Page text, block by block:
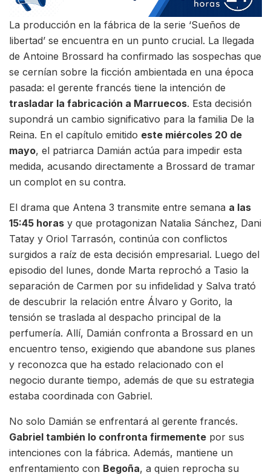
La producción en la fábrica de la serie ‘Sueños de
libertad’ se encuentra en un punto crucial. La llegada
de Antoine Brossard ha confirmado las sospechas que
se cernían sobre la ficción ambientada en una época
pasada: el gerente francés tiene la intención de
trasladar la fabricación a Marruecos. Esta decisión
supondrá un cambio significativo para la familia De la
Reina. En el capítulo emitido este miércoles 20 de
mayo, el patriarca Damián actúa para impedir esta
medida, acusando directamente a Brossard de tramar
un complot en su contra.
El drama que Antena 3 transmite entre semana a las
15:45 horas y que protagonizan Natalia Sánchez, Dani
Tatay y Oriol Tarrasón, continúa con conflictos
surgidos a raíz de esta decisión empresarial. Luego del
episodio del lunes, donde Marta reprochó a Tasio la
separación de Carmen por su infidelidad y Salva trató
de descubrir la relación entre Álvaro y Gorito, la
tensión se traslada al despacho principal de la
perfumería. Allí, Damián confronta a Brossard en un
encuentro tenso, exigiendo que abandone sus planes
y reconozca que ha estado relacionado con el
negocio durante tiempo, además de que su estrategia
estaba coordinada con Gabriel.
No solo Damián se enfrentará al gerente francés.
Gabriel también lo confronta firmemente por sus
intenciones con la fábrica. Además, mantiene un
enfrentamiento con Begoña, a quien reprocha su